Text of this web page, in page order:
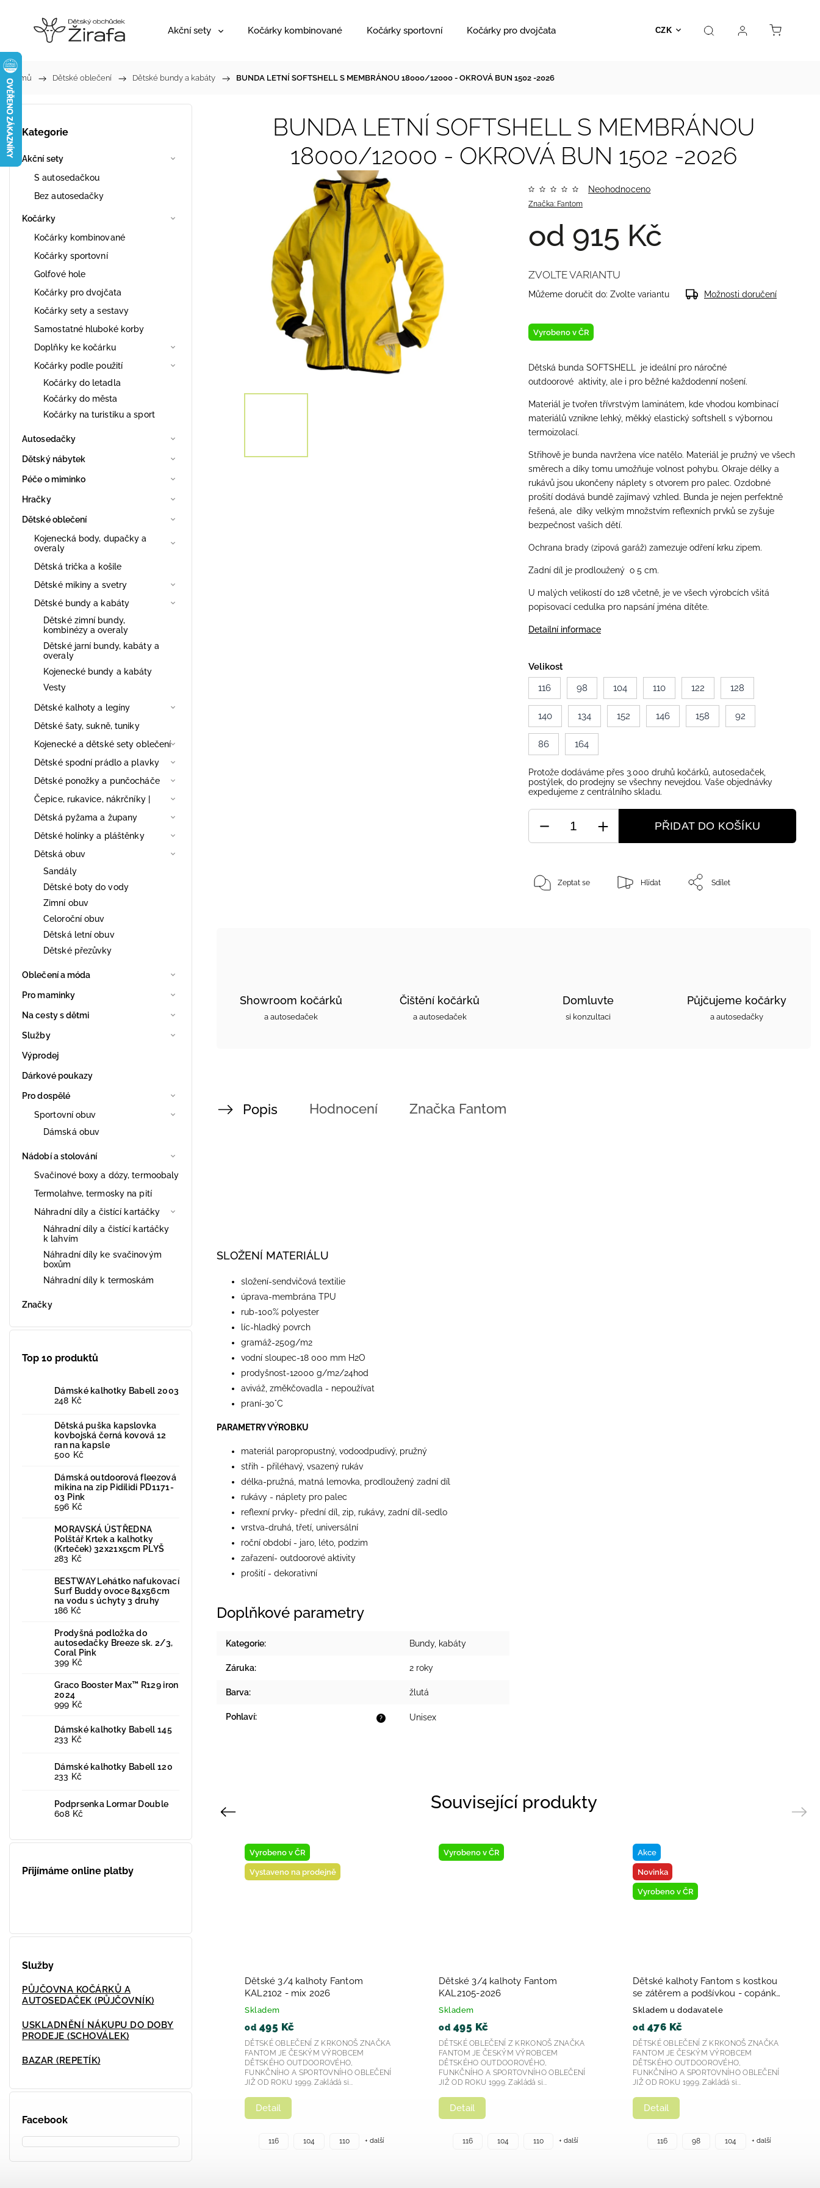
CZK
Akční sety Kočárky kombinované Kočárky sportovní Kočárky pro dvojčata Hračky Prodejna Kontakt
Domů / Dětské oblečení / Dětské bundy a kabáty / BUNDA LETNÍ SOFTSHELL S MEMBRÁNOU 18000/12000 - OKROVÁ BUN 1502 -2026
Kategorie
Akční sety
S autosedačkou
Bez autosedačky
Kočárky
Kočárky kombinované
Kočárky sportovní
Golfové hole
Kočárky pro dvojčata
Kočárky sety a sestavy
Samostatné hluboké korby
Doplňky ke kočárku
Kočárky podle použití
Kočárky do letadla
Kočárky do města
Kočárky na turistiku a sport
Autosedačky
Dětský nábytek
Péče o miminko
Hračky
Dětské oblečení
Kojenecká body, dupačky a
overaly
Dětská trička a košile
Dětské mikiny a svetry
Dětské bundy a kabáty
Dětské zimní bundy,
kombinézy a overaly
Dětské jarní bundy, kabáty a
overaly
Kojenecké bundy a kabáty
Vesty
Dětské kalhoty a legíny
Dětské šaty, sukně, tuniky
Kojenecké a dětské sety oblečení
Dětské spodní prádlo a plavky
Dětské ponožky a punčocháče
Čepice, rukavice, nákrčníky |
Dětská pyžama a župany
Dětské holínky a pláštěnky
Dětská obuv
Sandály
Dětské boty do vody
Zimní obuv
Celoroční obuv
Dětská letní obuv
Dětské přezůvky
Oblečení a móda
Pro maminky
Na cesty s dětmi
Služby
Výprodej
Dárkové poukazy
Pro dospělé
Sportovní obuv
Dámská obuv
Nádobí a stolování
Svačinové boxy a dózy, termoobaly
Termolahve, termosky na pití
Náhradní díly a čistící kartáčky
Náhradní díly a čistící kartáčky
k lahvím
Náhradní díly ke svačinovým
boxům
Náhradní díly k termoskám
Značky
Top 10 produktů
Dámské kalhotky Babell 2003
248 Kč
Dětská puška kapslovka
kovbojská černá kovová 12
ran na kapsle
500 Kč
Dámská outdoorová fleezová
mikina na zip Pidilidi PD1171-
03 Pink
596 Kč
MORAVSKÁ ÚSTŘEDNA
Polštář Krtek a kalhotky
(Krteček) 32x21x5cm PLYŠ
283 Kč
BESTWAY Lehátko nafukovací
Surf Buddy ovoce 84x56cm
na vodu s úchyty 3 druhy
186 Kč
Prodyšná podložka do
autosedačky Breeze sk. 2/3,
Coral Pink
399 Kč
Graco Booster Max™ R129 iron
2024
999 Kč
Dámské kalhotky Babell 145
233 Kč
Dámské kalhotky Babell 120
233 Kč
Podprsenka Lormar Double
608 Kč
Přijímáme online platby
Služby
PŮJČOVNA KOČÁRKŮ A
AUTOSEDAČEK (PŮJČOVNÍK)
USKLADNĚNÍ NÁKUPU DO DOBY
PRODEJE (SCHOVÁLEK)
BAZAR (REPETÍK)
Facebook
BUNDA LETNÍ SOFTSHELL S MEMBRÁNOU
18000/12000 - OKROVÁ BUN 1502 -2026
Značka: Fantom
Neohodnoceno
od 915 Kč
Vyrobeno v ČR
Dětská bunda SOFTSHELL je ideální pro náročné
outdoorové aktivity, ale i pro běžné každodenní nošení.
Materiál je tvořen třívrstvým laminátem, kde vhodou kombinací
materiálů vznikne lehký, měkký elastický softshell s výbornou
termoizolací.
Střihově je bunda navržena více natělo. Materiál je pružný ve všech
směrech a díky tomu umožňuje volnost pohybu. Okraje délky a
rukávů jsou ukončeny náplety s otvorem pro palec. Ozdobné
prošití dodává bundě zajímavý vzhled. Bunda je nejen perfektně
řešená, ale díky velkým množstvím reflexních prvků se zyšuje
bezpečnost vašich dětí.
Ochrana brady (zipová garáž) zamezuje odření krku zipem.
Zadní díl je prodloužený o 5 cm.
U malých velikostí do 128 včetně, je ve všech výrobcích všitá
popisovací cedulka pro napsání jména dítěte.
Detailní informace
Velikost
116
98 104 110 122 128
140 134 152 146 158 92
86 164
ZVOLTE VARIANTU
Můžeme doručit do: Zvolte variantu Možnosti doručení
Protože dodáváme přes 3.000 druhů kočárků, autosedaček,
postýlek, do prodejny se všechny nevejdou. Vaše objednávky
expedujeme z centrálního skladu.
PŘIDAT DO KOŠÍKU
Zeptat se Hlídat Sdílet
Showroom kočárků
a autosedaček
Čištění kočárků
a autosedaček
Domluvte
si konzultaci
Půjčujeme kočárky
a autosedačky
Popis Hodnocení Značka Fantom
SLOŽENÍ MATERIÁLU
​složení-sendvičová textilie
úprava-membrána TPU
rub-100% polyester
líc-hladký povrch
gramáž-250g/m2
vodní sloupec-18 000 mm H2O
prodyšnost-12000 g/m2/24hod
aviváž, změkčovadla - nepoužívat
praní-30°C
PARAMETRY VÝROBKU
materiál paropropustný, vodoodpudivý, pružný
střih - přiléhavý, vsazený rukáv
délka-pružná, matná lemovka, prodloužený zadní díl
rukávy - náplety pro palec
reflexní prvky- přední díl, zip, rukávy, zadní díl-sedlo
vrstva-druhá, třetí, universální
roční období - jaro, léto, podzim
zařazení- outdoorové aktivity
prošití - dekorativní
Doplňkové parametry
Kategorie: Bundy, kabáty
Záruka: 2 roky
Barva: žlutá
?
Pohlaví: Unisex
Související produkty
Previous
Vyrobeno v ČR
Dětské kalhoty Fantom
SOFTSHELL STREET 20- mix 2023
od530 Kč
FANTOM JE ČESKÝM VÝROBCEM
DĚTSKÉHO OUTDOOROVÉHO,
+ další
Vyrobeno v ČR
Vystaveno na prodejně
Dětské 3/4 kalhoty Fantom
KAL2102 - mix 2026
Skladem
od 495 Kč
Detail
DĚTSKÉ OBLEČENÍ Z KRKONOŠ ZNAČKA
FANTOM JE ČESKÝM VÝROBCEM
DĚTSKÉHO OUTDOOROVÉHO,
FUNKČNÍHO A SPORTOVNÍHO OBLEČENÍ
JIŽ OD ROKU 1999. Zakládá si...
116 104 110 + další
Vyrobeno v ČR
Dětské 3/4 kalhoty Fantom
KAL2105-2026
Skladem
od 495 Kč
Detail
DĚTSKÉ OBLEČENÍ Z KRKONOŠ ZNAČKA
FANTOM JE ČESKÝM VÝROBCEM
DĚTSKÉHO OUTDOOROVÉHO,
FUNKČNÍHO A SPORTOVNÍHO OBLEČENÍ
JIŽ OD ROKU 1999. Zakládá si...
116 104 110 + další
Akce
Novinka
Vyrobeno v ČR
Dětské kalhoty Fantom s kostkou
se zátěrem a podšívkou - copánky
- růžová, modrá a šedá 2023
Skladem u dodavatele
od 476 Kč
Detail
DĚTSKÉ OBLEČENÍ Z KRKONOŠ ZNAČKA
FANTOM JE ČESKÝM VÝROBCEM
DĚTSKÉHO OUTDOOROVÉHO,
FUNKČNÍHO A SPORTOVNÍHO OBLEČENÍ
JIŽ OD ROKU 1999. Zakládá si...
116 98 104 + další
Next